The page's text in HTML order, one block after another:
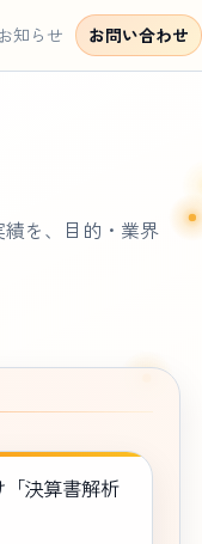
お知らせ お問い合わせ
を、目的・業界
決算書解析